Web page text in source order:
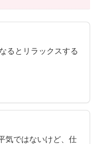
るとリラックスする
気ではないけど、仕